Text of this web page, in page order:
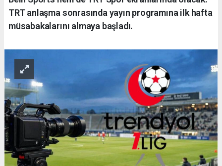
TRT anlaşma sonrasında yayın programına ilk hafta
müsabakalarını almaya başladı.